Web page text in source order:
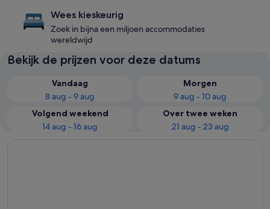
Wees kieskeurig
Zoek in bijna een miljoen accommodaties
wereldwijd
Bekijk de prijzen voor deze datums
Vandaag
8 aug - 9 aug
Morgen
9 aug - 10 aug
Volgend weekend
14 aug - 16 aug
Over twee weken
21 aug - 23 aug